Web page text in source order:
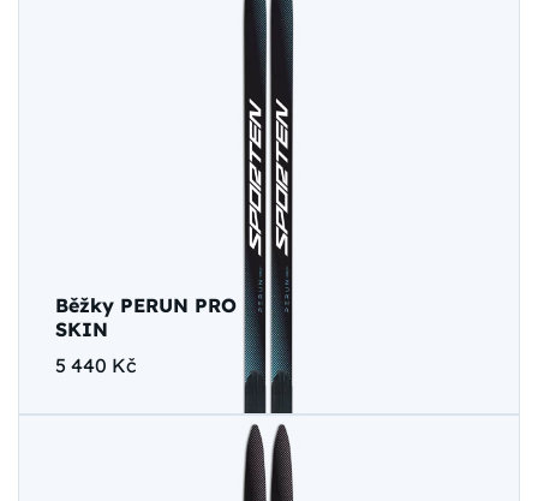
Běžky PERUN PRO
SKIN
5 440 Kč